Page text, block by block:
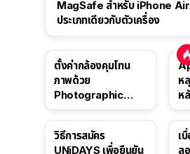
MagSafe สำหรับ iPhone
ประเภทเดียวกับตัวเครื่อง
ตั้งค่ากล้องคุมโทน
ภาพด้วย
Photographic
ห
ห
วิธีการสมัคร
UNiDAYS เพื่อยืนยัน
เ
ล